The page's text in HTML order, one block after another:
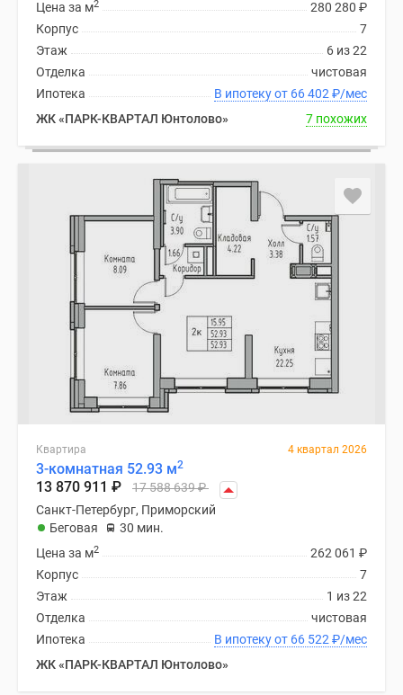
280 280 ₽
Цена за м2
7
Корпус
6 из 22
Этаж
чистовая
Отделка
В ипотеку от 66 402 ₽/мес
Ипотека
ЖК «ПАРК-КВАРТАЛ Юнтолово»
7 похожих
Квартира 4 квартал 2026
3-комнатная 52.93 м2
13 870 911 ₽ 17 588 639₽
Санкт-Петербург, Приморский
Беговая
30 мин.
262 061 ₽
Цена за м2
7
Корпус
1 из 22
Этаж
чистовая
Отделка
В ипотеку от 66 522 ₽/мес
Ипотека
ЖК «ПАРК-КВАРТАЛ Юнтолово»